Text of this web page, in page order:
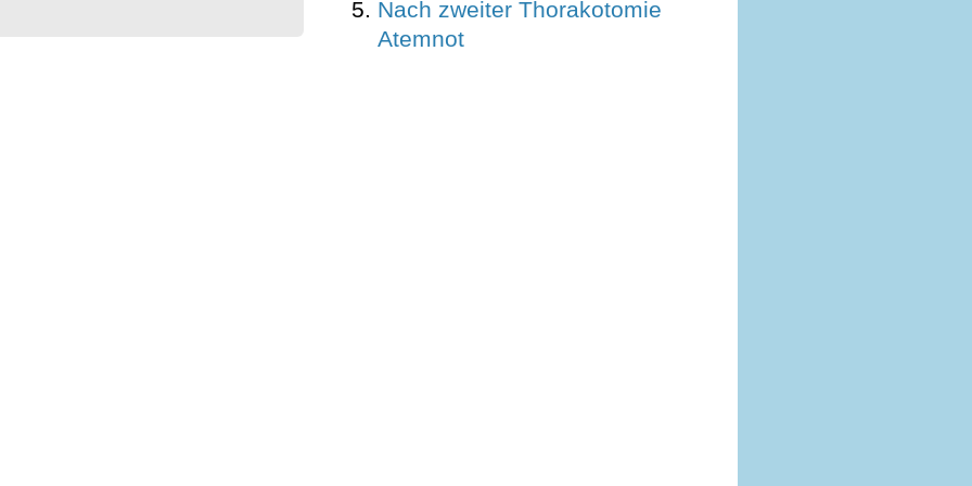
Nach zweiter Thorakotomie
Atemnot